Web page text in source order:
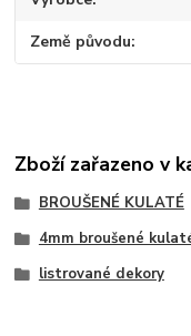
Země původu
Zboží zařazeno v
BROUŠENÉ KULATÉ
4mm broušené
listrované dekory